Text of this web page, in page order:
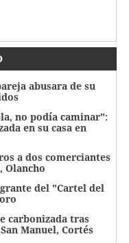
abusara de su
no podía caminar":
en su casa en
a dos comerciantes
Olancho
del "Cartel del
carbonizada tras
Manuel, Cortés